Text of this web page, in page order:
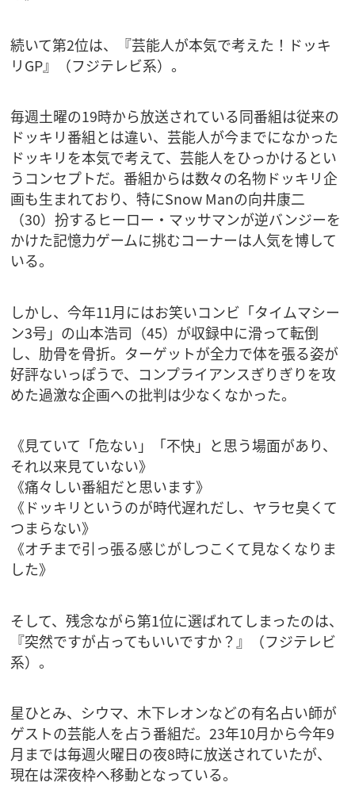
続いて第2位は、『芸能人が本気で考えた！ドッキ
リGP』（フジテレビ系）。
毎週土曜の19時から放送されている同番組は従来の
ドッキリ番組とは違い、芸能人が今までになかった
ドッキリを本気で考えて、芸能人をひっかけるとい
うコンセプトだ。番組からは数々の名物ドッキリ企
画も生まれており、特にSnow Manの向井康二
（30）扮するヒーロー・マッサマンが逆バンジーを
かけた記憶力ゲームに挑むコーナーは人気を博して
いる。
しかし、今年11月にはお笑いコンビ「タイムマシー
ン3号」の山本浩司（45）が収録中に滑って転倒
し、肋骨を骨折。ターゲットが全力で体を張る姿が
好評ないっぽうで、コンプライアンスぎりぎりを攻
めた過激な企画への批判は少なくなかった。
《見ていて「危ない」「不快」と思う場面があり、
それ以来見ていない》
《痛々しい番組だと思います》
《ドッキリというのが時代遅れだし、ヤラセ臭くて
つまらない》
《オチまで引っ張る感じがしつこくて見なくなりま
した》
そして、残念ながら第1位に選ばれてしまったのは、
『突然ですが占ってもいいですか？』（フジテレビ
系）。
星ひとみ、シウマ、木下レオンなどの有名占い師が
ゲストの芸能人を占う番組だ。23年10月から今年9
月までは毎週火曜日の夜8時に放送されていたが、
現在は深夜枠へ移動となっている。